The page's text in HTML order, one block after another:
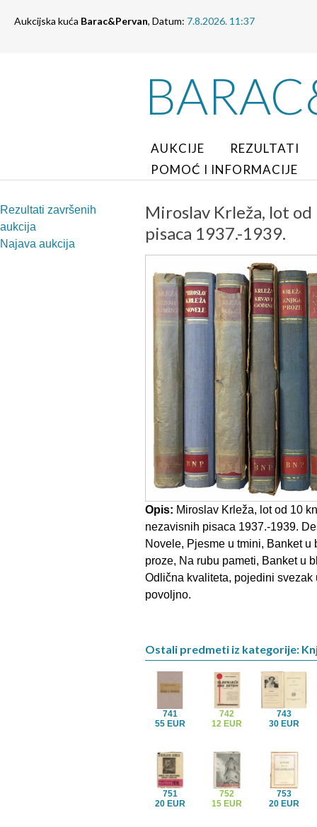
Aukcijska kuća Barac&Pervan, Datum: 7.8.2026. 11:37
AUKCIJE
REZULTATI
POMOĆ I INFORMACIJE
Rezultati završenih
aukcija
Najava aukcija
Miroslav Krleža, lot
pisaca 1937.-1939.
Opis: Miroslav Krleža, lot od 10
nezavisnih pisaca 1937.-1939.
Novele, Pjesme u tmini, Banket
proze, Na rubu pameti, Banket u
Odlična kvaliteta, pojedini
povoljno.
Ostali predmeti iz kategorije:
741
55 EUR
742
12 EUR
743
30 EUR
751
20 EUR
752
15 EUR
753
20 EUR